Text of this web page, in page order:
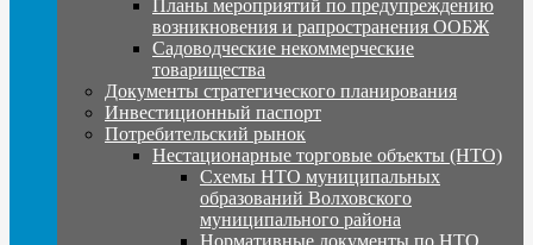
Планы мероприятий по предупреждению
возникновения и рапространения ООБЖ
Садоводческие некоммерческие
товарищества
Документы стратегического планирования
Инвестиционный паспорт
Потребительский рынок
Нестационарные торговые объекты (НТО)
Схемы НТО муниципальных
образований Волховского
муниципального района
Нормативные документы по НТО